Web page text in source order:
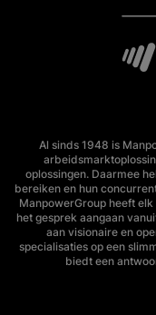
Al sinds 1948 is
oplossingen. Daarmee
bereiken en hun
ManpowerGroup heeft
het gesprek aangaan
aan visionaire en
specialisaties op een
biedt een